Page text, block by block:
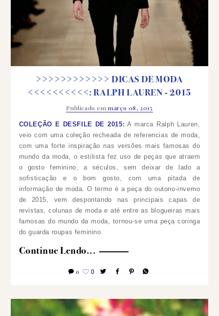
>>>>>>>>>>>> DICAS DE MODA
<<<<<<<<<<: RALPH LAUREN - 2015
Publicado emmarço 08, 2015
COLEÇÃO E DESFILE DE 2015: A marca Ralph Lauren,
veio com uma coleção recheada de referencias de moda,
com uma forte inspiração nas versões mais famosas do
mundo da moda, o estilista fez uso de peças que atraem
o gosto feminino, a séculos, sem deixar de lado a
sofisticação e o bom gosto, com uma pitada de
informação de moda.O termo é a peça do outono-inverno
de 2015, vem despontando nas principais capas de
revistas, colunas de moda e até entre as blogueiras mais
famosas do mundo da moda, tornou-se uma peça coringa
do guarda roupas feminino.
Continue Lendo...
0 0